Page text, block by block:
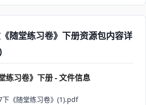
随堂练习卷》下册资源包内容详
练习卷》下册 - 文件信息
下《随堂练习卷》(1).pdf